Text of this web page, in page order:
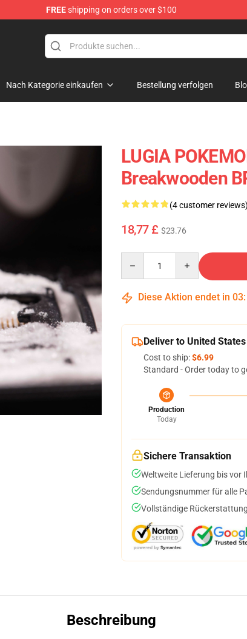
FREEshipping on orders over $100
Nach Kategorie einkaufen Bestellung verfolgen
LUGIA
Breakwooden
(4 customer reviews)
18,77 £ $23.76
Diese Aktion endet in 03:
Deliver to United States
Cost to ship:$6.99
Standard - Order today to
Production
Today
Sichere Transaktion
Weltweite Lieferung bis vor
Sendungsnummer für alle
Vollständige
Beschreibung